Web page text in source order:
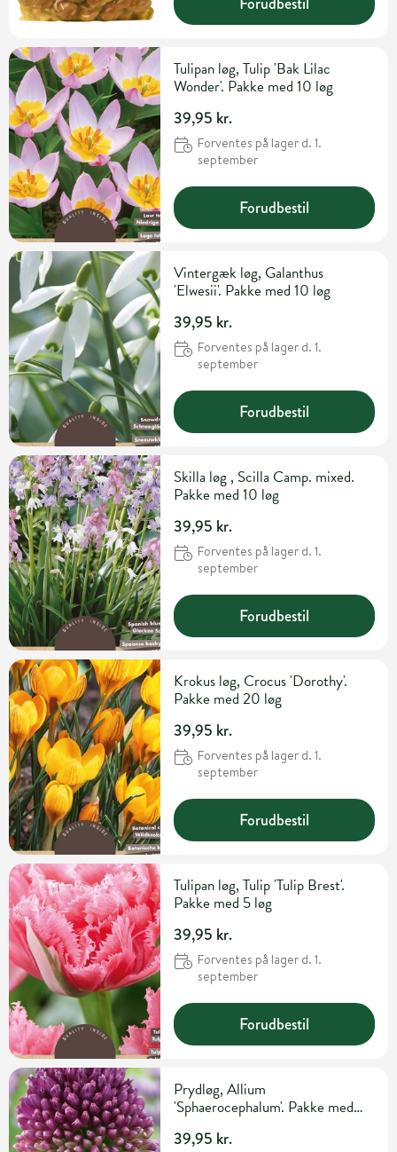
Tulipan løg, Tulip 'Bak Lilac
Wonder'. Pakke med 10 løg
39,95 kr.
Forventes på lager d. 1.
september
Forudbestil
Vintergæk løg, Galanthus
'Elwesii'. Pakke med 10 løg
39,95 kr.
Forventes på lager d. 1.
september
Forudbestil
Skilla løg , Scilla Camp. mixed.
Pakke med 10 løg
39,95 kr.
Forventes på lager d. 1.
september
Forudbestil
Krokus løg, Crocus 'Dorothy'.
Pakke med 20 løg
39,95 kr.
Forventes på lager d. 1.
september
Forudbestil
Tulipan løg, Tulip 'Tulip Brest'.
Pakke med 5 løg
39,95 kr.
Forventes på lager d. 1.
september
Forudbestil
Prydløg, Allium
'Sphaerocephalum'. Pakke med
39,95 kr.